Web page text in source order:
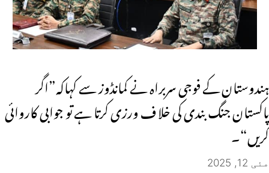
ہندوستان کے فوجی سربراہ نے کمانڈوز سے کہاکہ”اگر
پاکستان جنگ بندی کی خلا ف ورزی کرتا ہے تو جوابی کاروائی
کریں“۔
مئی 12, 2025